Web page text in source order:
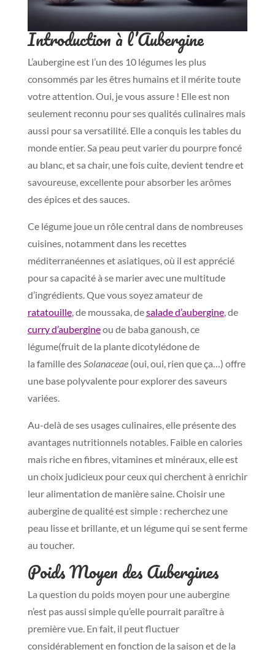
Introduction à l’Aubergine
L’aubergine est l’un des 10 légumes les plus
consommés par les êtres humains et il mérite toute
votre attention. Oui, je vous assure ! Elle est non
seulement reconnu pour ses qualités culinaires mais
aussi pour sa versatilité. Elle a conquis les tables du
monde entier. Sa peau peut varier du pourpre foncé
au blanc, et sa chair, une fois cuite, devient tendre et
savoureuse, excellente pour absorber les arômes
des épices et des sauces.
Ce légume joue un rôle central dans de nombreuses
cuisines, notamment dans les recettes
méditerranéennes et asiatiques, où il est apprécié
pour sa capacité à se marier avec une multitude
d’ingrédients. Que vous soyez amateur de
ratatouille, de moussaka, desalade d’aubergine, de
curry d’aubergineou de baba ganoush, ce
légume(fruit de la plante dicotylédone de
la famille desSolanaceae(oui, oui, rien que ça…) offre
une base polyvalente pour explorer des saveurs
variées.
Au-delà de ses usages culinaires, elle présente des
avantages nutritionnels notables. Faible en calories
mais riche en fibres, vitamines et minéraux, elle est
un choix judicieux pour ceux qui cherchent à enrichir
leur alimentation de manière saine. Choisir une
aubergine de qualité est simple : recherchez une
peau lisse et brillante, et un légume qui se sent ferme
au toucher.
Poids Moyen des Aubergines
La question du poids moyen pour une aubergine
n’est pas aussi simple qu’elle pourrait paraître à
première vue. En fait, il peut fluctuer
considérablement en fonction de la saison et de la